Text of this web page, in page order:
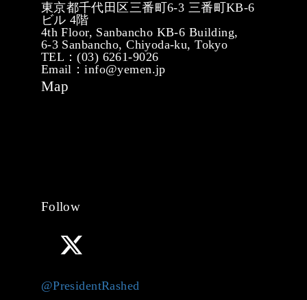
東京都千代田区三番町6-3 三番町KB-6
ビル 4階
4th Floor, Sanbancho KB-6 Building,
6-3 Sanbancho, Chiyoda-ku, Tokyo
TEL：(03) 6261-9026
Email：info@yemen.jp
Map
Follow
@PresidentRashed